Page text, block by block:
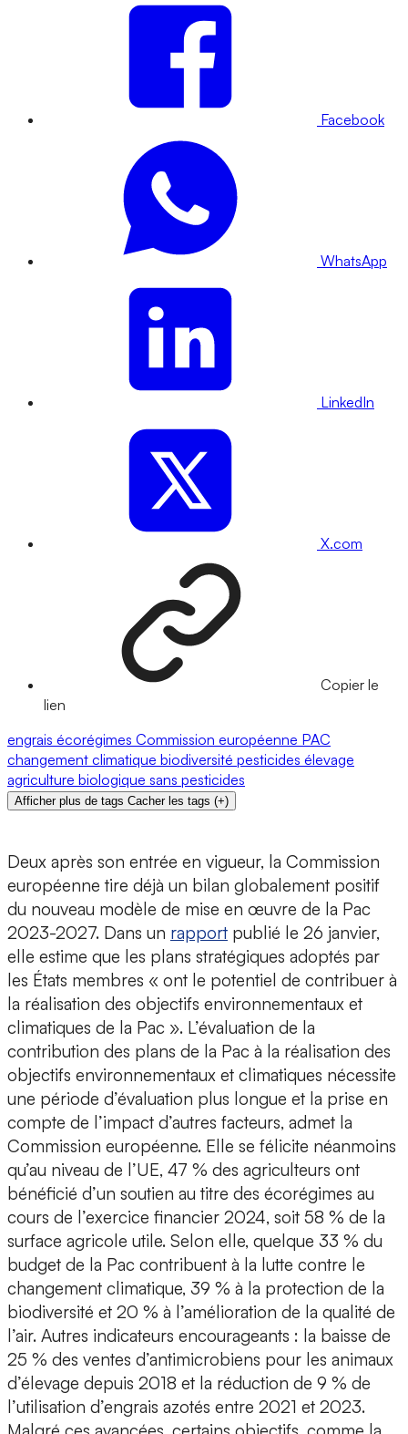
Facebook
WhatsApp
LinkedIn
X.com
Copier le
lien
engrais écorégimes Commission européenne PAC
changement climatique biodiversité pesticides élevage
agriculture biologique sans pesticides
Afficher plus de tags Cacher les tags (+)
Deux après son entrée en vigueur, la Commission
européenne tire déjà un bilan globalement positif
du nouveau modèle de mise en œuvre de la Pac
2023-2027. Dans un rapport publié le 26 janvier,
elle estime que les plans stratégiques adoptés par
les États membres « ont le potentiel de contribuer à
la réalisation des objectifs environnementaux et
climatiques de la Pac ». L’évaluation de la
contribution des plans de la Pac à la réalisation des
objectifs environnementaux et climatiques nécessite
une période d’évaluation plus longue et la prise en
compte de l’impact d’autres facteurs, admet la
Commission européenne. Elle se félicite néanmoins
qu’au niveau de l’UE, 47 % des agriculteurs ont
bénéficié d’un soutien au titre des écorégimes au
cours de l’exercice financier 2024, soit 58 % de la
surface agricole utile. Selon elle, quelque 33 % du
budget de la Pac contribuent à la lutte contre le
changement climatique, 39 % à la protection de la
biodiversité et 20 % à l’amélioration de la qualité de
l’air. Autres indicateurs encourageants : la baisse de
25 % des ventes d’antimicrobiens pour les animaux
d’élevage depuis 2018 et la réduction de 9 % de
l’utilisation d’engrais azotés entre 2021 et 2023.